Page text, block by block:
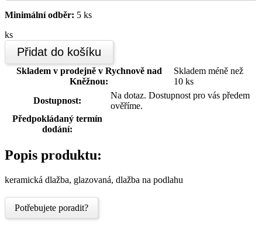
Minimální odběr: 5 ks
ks
Přidat do košíku
Skladem v prodejně v Rychnově nad
Kněžnou:
Skladem méně než
10 ks
Dostupnost:
Na dotaz. Dostupnost pro vás předem
ověříme.
Předpokládaný termín
dodání:
Popis produktu:
keramická dlažba, glazovaná, dlažba na podlahu
Potřebujete poradit?